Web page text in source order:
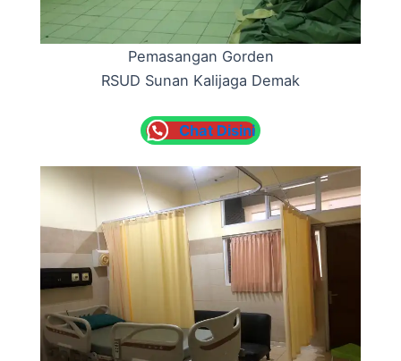
Pemasangan Gorden
RSUD Sunan Kalijaga Demak
Chat Disini